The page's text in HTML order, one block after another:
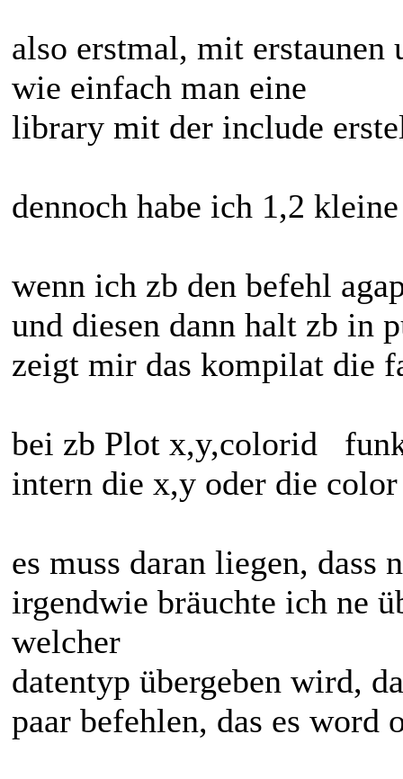
also erstmal, mit erstaunen
wie einfach man eine
library mit der include
dennoch habe ich 1,2
wenn ich zb den befehl
und diesen dann halt zb in
zeigt mir das kompilat die
bei zb Plot x,y,colorid
intern die x,y oder die
es muss daran liegen, dass
irgendwie bräuchte ich ne
welcher
datentyp übergeben wird,
paar befehlen, das es word